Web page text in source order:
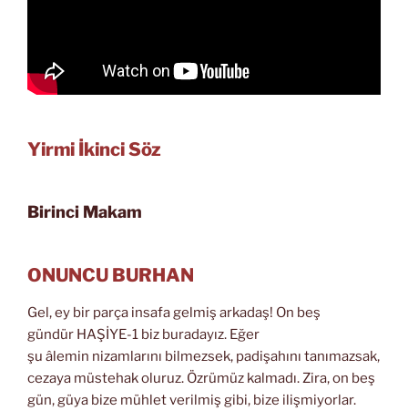
Yirmi İkinci Söz
Birinci Makam
ONUNCU BURHAN
Gel, ey bir parça insafa gelmiş arkadaş! On beş
gündür HAŞİYE-1 biz buradayız. Eğer
şu âlemin nizamlarını bilmezsek, padişahını tanımazsak,
cezaya müstehak oluruz. Özrümüz kalmadı. Zira, on beş
gün, güya bize mühlet verilmiş gibi, bize ilişmiyorlar.